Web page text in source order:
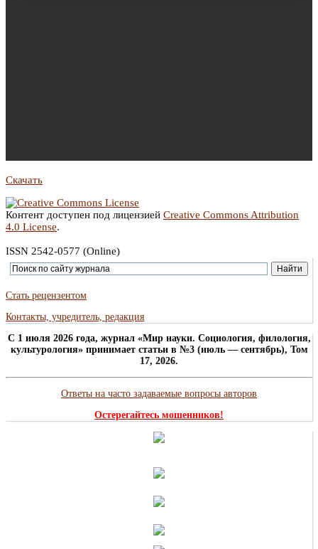
Скачать
Контент доступен под лицензией Creative Commons Attribution
4.0 License.
ISSN 2542-0577 (Online)
Стать рецензентом
Контакты, учредитель, редакция
C 1 июля 2026 года, журнал «Мир науки. Социология, филология,
культурология» принимает статьи в №3 (июль — сентябрь), Том
17, 2026.
Ответы на часто задаваемые вопросы авторов
Остерегайтесь мошенников!